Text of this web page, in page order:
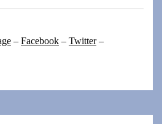
– Facebook – Twitter–